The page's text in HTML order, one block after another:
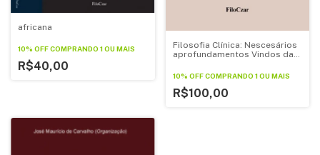
africana
10% OFFCOMPRANDO 1 OU MAIS
R$40,00
Filosofia Clínica: Nescesários
aprofundamentos Vindos da
10% OFF COMPRANDO 1 OU MAIS
R$100,00